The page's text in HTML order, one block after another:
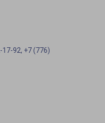
92, +7 (776)